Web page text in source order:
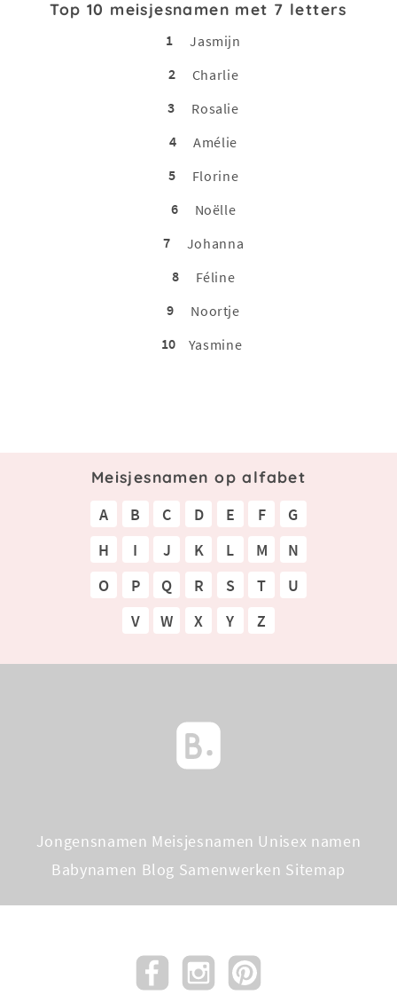
Top 10 meisjesnamen met 7 letters
1
Jasmijn
2
Charlie
3
Rosalie
4
Amélie
5
Florine
6
Noëlle
7
Johanna
8
Féline
9
Noortje
10
Yasmine
Meisjesnamen op alfabet
A B C D E F
G
H
I J K L M
N
O
P Q R S T
U
V
W X Y Z
Jongensnamen Meisjesnamen Unisex namen
Babynamen Blog Samenwerken Sitemap